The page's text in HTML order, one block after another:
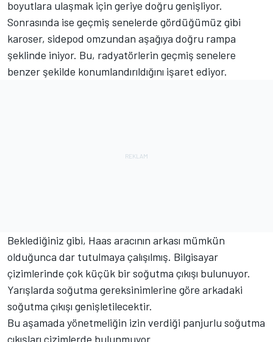
boyutlara ulaşmak için geriye doğru genişliyor.
Sonrasında ise geçmiş senelerde gördüğümüz gibi
karoser, sidepod omzundan aşağıya doğru rampa
şeklinde iniyor. Bu, radyatörlerin geçmiş senelere
benzer şekilde konumlandırıldığını işaret ediyor.
Beklediğiniz gibi, Haas aracının arkası mümkün
olduğunca dar tutulmaya çalışılmış. Bilgisayar
çizimlerinde çok küçük bir soğutma çıkışı bulunuyor.
Yarışlarda soğutma gereksinimlerine göre arkadaki
soğutma çıkışı genişletilecektir.
Bu aşamada yönetmeliğin izin verdiği panjurlu soğutma
çıkışları çizimlerde bulunmuyor.